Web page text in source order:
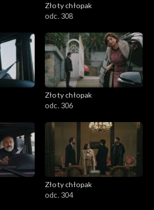
Złoty chłopak
odc. 308
Złoty chłopak
odc. 306
Złoty chłopak
odc. 304